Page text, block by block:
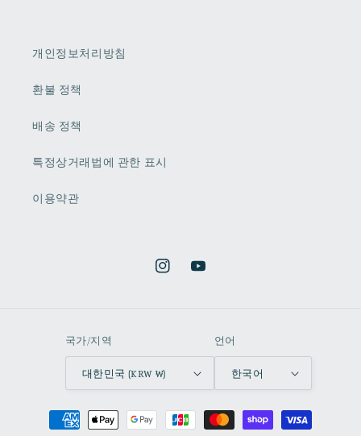
개인정보처리방침
환불 정책
배송 정책
특정상거래법에 관한 표시
이용약관
InstagramYouTube
국가/지역
대한민국 (KRW ₩)
언어
한국어
결